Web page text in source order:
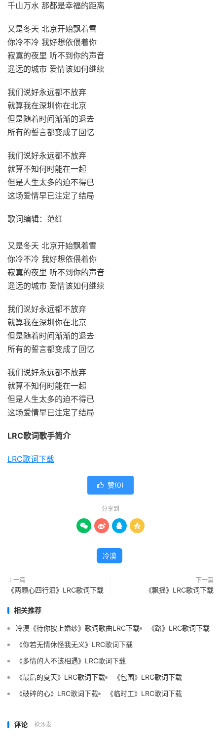
千山万水 那都是幸福的距离
又是冬天 北京开始飘着雪
你冷不冷 我好想依偎着你
寂寞的夜里 听不到你的声音
遥远的城市 爱情该如何继续
我们说好永远都不放弃
就算我在深圳你在北京
但是随着时间渐渐的退去
所有的誓言都变成了回忆
我们说好永远都不放弃
就算不知何时能在一起
但是人生太多的迫不得已
这场爱情早已注定了结局
歌词编辑：范红
又是冬天 北京开始飘着雪
你冷不冷 我好想依偎着你
寂寞的夜里 听不到你的声音
遥远的城市 爱情该如何继续
我们说好永远都不放弃
就算我在深圳你在北京
但是随着时间渐渐的退去
所有的誓言都变成了回忆
我们说好永远都不放弃
就算不知何时能在一起
但是人生太多的迫不得已
这场爱情早已注定了结局
LRC歌词歌手简介
LRC歌词下载
 赞(0)
分享到
   
冷漠
上一篇
《两颗心四行泪》LRC歌词下载
下一篇
《飘摇》LRC歌词下载
相关推荐
冷漠《待你披上婚纱》歌词歌曲LRC下载
《路》LRC歌词下载
《你若无情休怪我无义》LRC歌词下载
《多情的人不该相遇》LRC歌词下载
《最后的夏天》LRC歌词下载
《包围》LRC歌词下载
《破碎的心》LRC歌词下载
《临时工》LRC歌词下载
评论 抢沙发